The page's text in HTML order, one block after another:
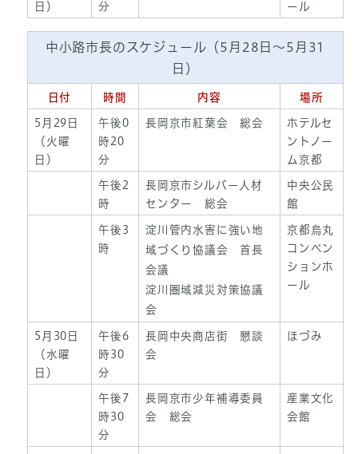
日）
分
ール
中小路市長のスケジュール（5月28日～5月31
日）
日付 時間 内容 場所
5月29日
（火曜
日）
午後0
時20
分
長岡京市紅葉会 総会
ホテルセ
ントノー
ム京都
午後2
時
長岡京市シルバー人材
センター 総会
中央公民
館
午後3
時
淀川管内水害に強い地
域づくり協議会 首長
会議
淀川圏域減災対策協議
会
京都烏丸
コンベン
ションホ
ール
5月30日
（水曜
日）
午後6
時30
分
長岡中央商店街 懇談
会
ほづみ
午後7
時30
分
長岡京市少年補導委員
会 総会
産業文化
会館